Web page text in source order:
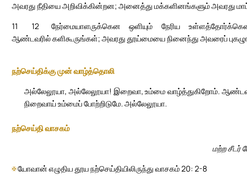
அவரது நீதியை அறிவிக்கின்றன; அனைத்து மக்களினங்களும் அவரது
11
நேர்மையாளருக்கென ஒளியும் நேரிய
12
ஆண்டவரில் களிகூருங்கள்; அவரது தூய்மையை நினைந்து அவரைப்
நற்செய்திக்கு முன் வாழ்த்தொலி
அல்லேலூயா, அல்லேலூயா! இறைவா, உம்மை வாழ்த்துகிறோம்.
நிறைவாய் உம்மைப் போற்றிடுமே. அல்லேலூயா.
நற்செய்தி வாசகம்
மற்ற சீடர்
✠யோவான் எழுதிய தூய நற்செய்தியிலிருந்து வாசகம் 20: 2-8